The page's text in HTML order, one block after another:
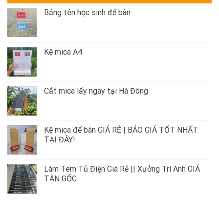
Bảng tên học sinh để bàn
Kệ mica A4
Cắt mica lấy ngay tại Hà Đông
Kệ mica để bàn GIÁ RẺ | BÁO GIÁ TỐT NHẤT
TẠI ĐÂY!
Làm Tem Tủ Điện Giá Rẻ || Xưởng Trí Anh GIÁ
TẬN GỐC